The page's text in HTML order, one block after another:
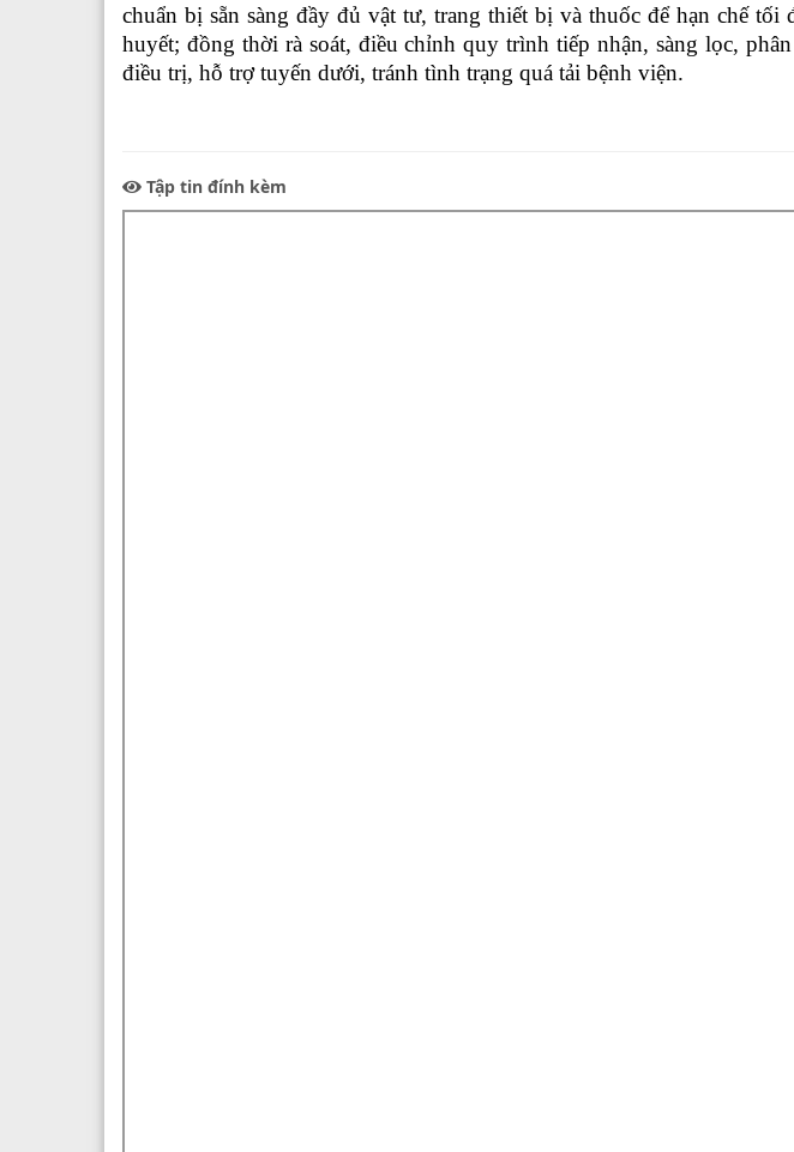
chuẩn bị sẵn sàng đầy đủ vật tư, trang thiết bị và thuốc để hạn chế
huyết; đồng thời rà soát, điều chỉnh quy trình tiếp nhận, sàng lọc,
điều trị, hỗ trợ tuyến dưới, tránh tình trạng quá tải bệnh viện.
Tập tin đính kèm